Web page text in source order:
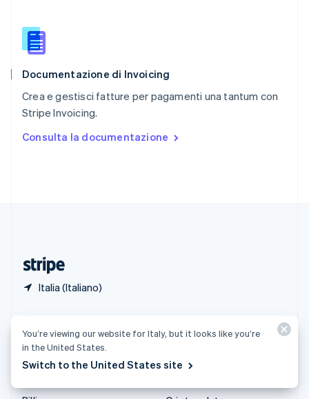
Documentazione di Invoicing
Crea e gestisci fatture per pagamenti una tantum con
Stripe Invoicing.
Consulta la documentazione
Italia (Italiano)
English
Slovacchia
Slovenia
Spagna
EspañolEnglish
English Español简体中文
Tariffe
Atlas
Aziende
Start-up
You’re viewing our website for Italy, but it looks like you’re
in the United States.
Switch to the United States site